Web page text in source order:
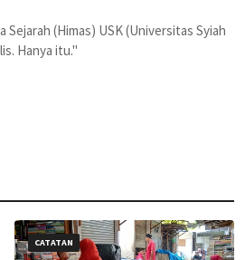
(Himas) USK (Universitas Syiah
Hanya itu."
CATATAN